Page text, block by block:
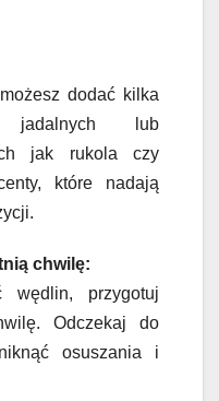
dodać kilka
jadalnych lub
jak rukola czy
które nadają
chwilę:
wędlin, przygotuj
Odczekaj do
osuszania i